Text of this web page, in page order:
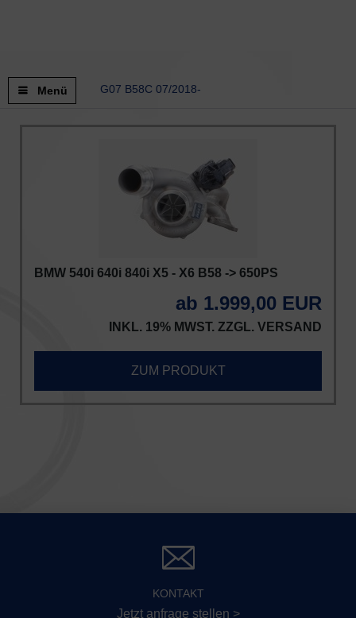
Menü G07 B58C 07/2018-
BMW 540i 640i 840i X5 - X6 B58 -> 650PS
ab 1.999,00 EUR
INKL. 19% MWST. ZZGL. VERSAND
ZUM PRODUKT
KONTAKT
Jetzt anfrage stellen >